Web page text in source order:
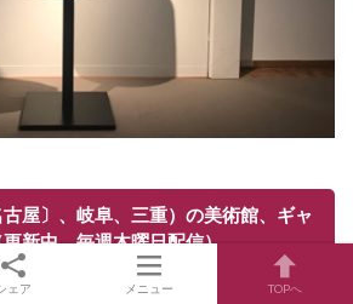
屋〕、岐阜、三重）の美術館、ギャ
新中、毎週木曜日配信）
ェア メニュー TOPへ